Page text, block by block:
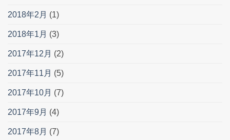
2018年2月 (1)
2018年1月 (3)
2017年12月 (2)
2017年11月 (5)
2017年10月 (7)
2017年9月 (4)
2017年8月 (7)